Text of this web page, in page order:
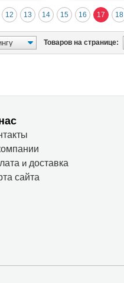
12 13 14 15 16 17 18
Товаров на странице:
и доставка
сайта